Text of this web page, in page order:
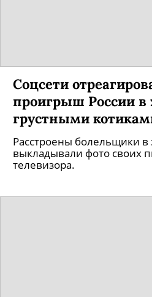
Соцсети
проигрыш России в
грустными
Расстроены болельщики
выкладывали фото своих
телевизора.